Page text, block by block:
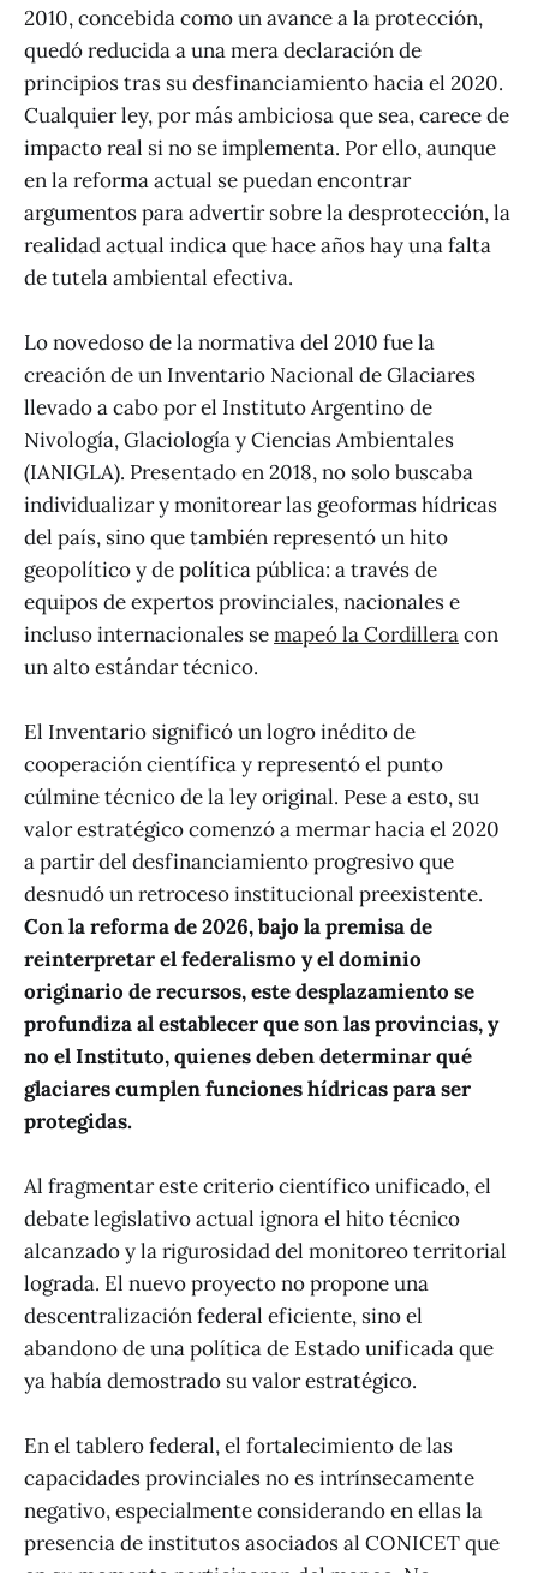
2010, concebida como un avance a la protección,
quedó reducida a una mera declaración de
principios tras su desfinanciamiento hacia el 2020.
Cualquier ley, por más ambiciosa que sea, carece de
impacto real si no se implementa. Por ello, aunque
en la reforma actual se puedan encontrar
argumentos para advertir sobre la desprotección, la
realidad actual indica que hace años hay una falta
de tutela ambiental efectiva.
Lo novedoso de la normativa del 2010 fue la
creación de un Inventario Nacional de Glaciares
llevado a cabo por el Instituto Argentino de
Nivología, Glaciología y Ciencias Ambientales
(IANIGLA). Presentado en 2018, no solo buscaba
individualizar y monitorear las geoformas hídricas
del país, sino que también representó un hito
geopolítico y de política pública: a través de
equipos de expertos provinciales, nacionales e
incluso internacionales semapeó la Cordilleracon
un alto estándar técnico.
El Inventario significó un logro inédito de
cooperación científica y representó el punto
cúlmine técnico de la ley original. Pese a esto, su
valor estratégico comenzó a mermar hacia el 2020
a partir del desfinanciamiento progresivo que
desnudó un retroceso institucional preexistente.
Con la reforma de 2026, bajo la premisa de
reinterpretar el federalismo y el dominio
originario de recursos, este desplazamiento se
profundiza al establecer que son las provincias, y
no el Instituto, quienes deben determinar qué
glaciares cumplen funciones hídricas para ser
protegidas.
Al fragmentar este criterio científico unificado, el
debate legislativo actual ignora el hito técnico
alcanzado y la rigurosidad del monitoreo territorial
lograda. El nuevo proyecto no propone una
descentralización federal eficiente, sino el
abandono de una política de Estado unificada que
ya había demostrado su valor estratégico.
En el tablero federal, el fortalecimiento de las
capacidades provinciales no es intrínsecamente
negativo, especialmente considerando en ellas la
presencia de institutos asociados al CONICET que